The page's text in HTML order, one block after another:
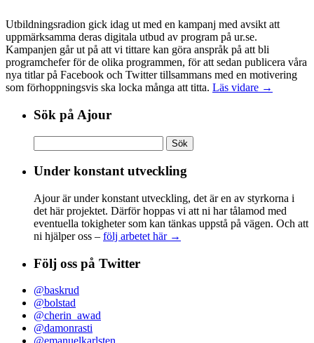
Utbildningsradion gick idag ut med en kampanj med avsikt att
uppmärksamma deras digitala utbud av program på ur.se.
Kampanjen går ut på att vi tittare kan göra anspråk på att bli
programchefer för de olika programmen, för att sedan publicera våra
nya titlar på Facebook och Twitter tillsammans med en motivering
som förhoppningsvis ska locka många att titta. Läs vidare →
Sök på Ajour
efter:
Under konstant utveckling
Ajour är under konstant utveckling, det är en av styrkorna i
det här projektet. Därför hoppas vi att ni har tålamod med
eventuella tokigheter som kan tänkas uppstå på vägen. Och att
ni hjälper oss – följ arbetet här →
Följ oss på Twitter
@baskrud
@bolstad
@cherin_awad
@damonrasti